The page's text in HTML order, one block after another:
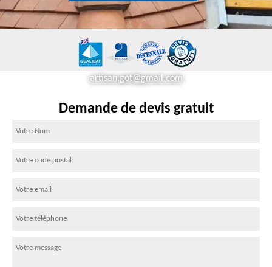
artisan.got@gmail.com
Demande de devis gratuit